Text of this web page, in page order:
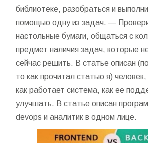
библиотеке, разобраться и
помощью одну из задач. —
настольные бумаги, общаться с
предмет наличия задач, которые
сейчас решить. В статье описан
то как прочитал статью я)
как работает система, как ее
улучшать. В статье описан
devops и аналитик в одном лице.